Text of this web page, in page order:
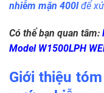
nhiễm mặn 400lđể
Có thể bạn quan tâm:
Model W1500LPH
Giới thiệu